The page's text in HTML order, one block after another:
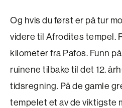
Og hvis du først er på tur
videre til Afrodites tempel.
kilometer fra Pafos. Funn
ruinene tilbake til det 12.
tidsregning. På de gamle
tempelet et av de viktigste